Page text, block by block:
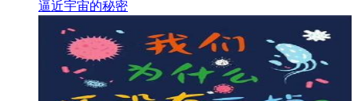
逼近宇宙的秘密